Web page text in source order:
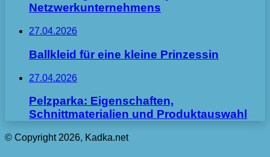
Netzwerkunternehmens
27.04.2026
Ballkleid für eine kleine Prinzessin
27.04.2026
Pelzparka: Eigenschaften,
Schnittmaterialien und Produktauswahl
© Copyright 2026, Kadka.net